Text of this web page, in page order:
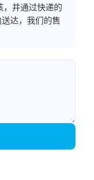
并通过快递的
达，我们的售